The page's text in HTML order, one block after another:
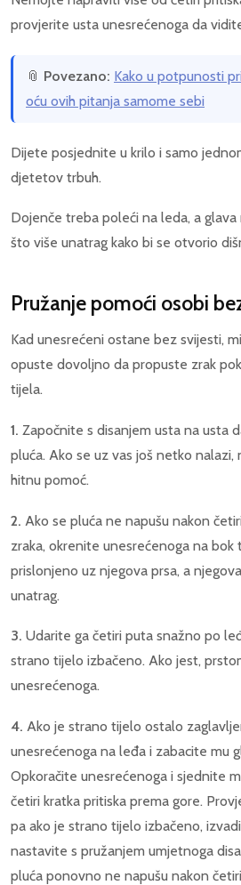
provjerite usta unesrećenoga da
📎 Povezano: Kako u potpunosti
oću ovih pitanja samome sebi
Dijete posjednite u krilo i samo
djetetov trbuh.
Dojenče treba poleći na leda, a
što više unatrag kako bi se otvorio
Pružanje pomoći osobi
Kad unesrećeni ostane bez svijesti,
opuste dovoljno da propuste zrak
tijela.
1. Započnite s disanjem usta na usta
pluća. Ako se uz vas još netko
hitnu pomoć.
2. Ako se pluća ne napušu nakon
zraka, okrenite unesrećenoga na
prislonjeno uz njegova prsa, a
unatrag.
3. Udarite ga četiri puta snažno po
strano tijelo izbačeno. Ako jest,
unesrećenoga.
4. Ako je strano tijelo ostalo
unesrećenoga na leđa i zabacite mu
Opkoračite unesrećenoga i sjednite
četiri kratka pritiska prema gore.
pa ako je strano tijelo izbačeno,
nastavite s pružanjem umjetnoga
pluća ponovno ne napušu nakon